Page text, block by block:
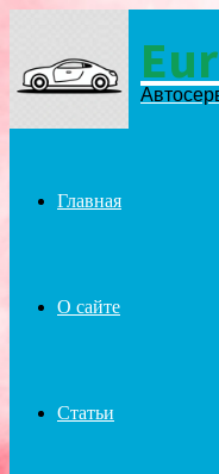
Menu
Главная
О сайте
Статьи